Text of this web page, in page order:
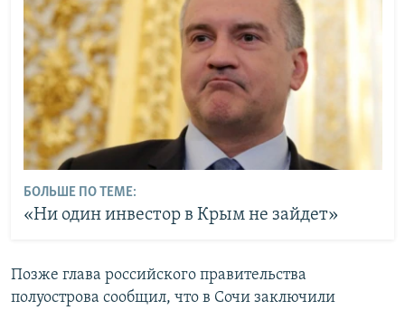
БОЛЬШЕ ПО ТЕМЕ:
«Ни один инвестор в Крым не зайдет»
Позже глава российского правительства
полуострова сообщил, что в Сочи заключили